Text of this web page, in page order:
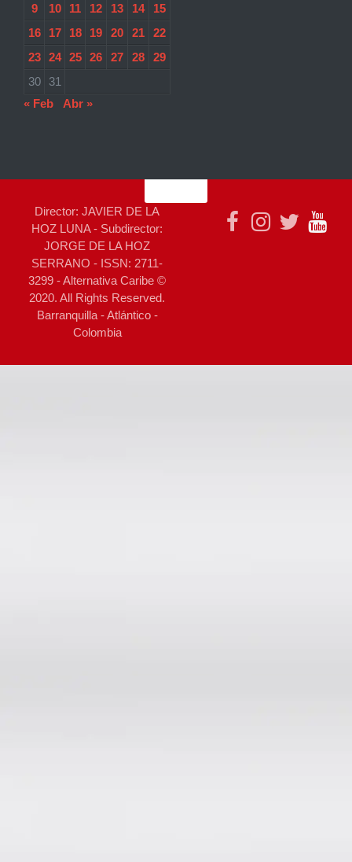
9
10 11 12 13 14
15
16
17 18 19 20 21
22
23
24 25 26 27 28
29
30
31
« Feb
Abr »
Director: JAVIER DE LA
HOZ LUNA - Subdirector:
JORGE DE LA HOZ
SERRANO - ISSN: 2711-
3299 - Alternativa Caribe ©
2020. All Rights Reserved.
Barranquilla - Atlántico -
Colombia